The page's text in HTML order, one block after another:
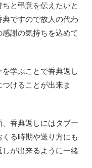
と弔意を伝えたいと
ですので故人の代わ
謝の気持ちを込めて
学ぶことで香典返し
けることが出来ま
香典返しにはタブー
る時期や送り方にも
が出来るように一緒